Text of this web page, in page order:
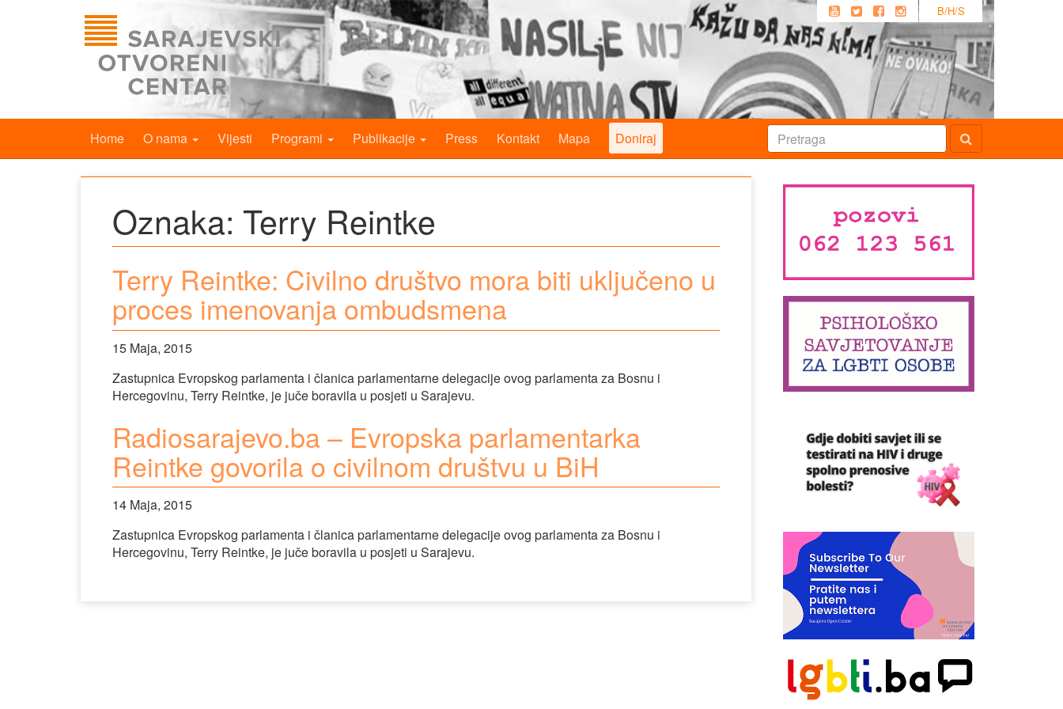
B/H/S
Home O nama Vijesti Programi Publikacije Press Kontakt Mapa Doniraj
Oznaka: Terry Reintke
Terry Reintke: Civilno društvo mora biti uključeno u
proces imenovanja ombudsmena
15 Maja, 2015
Zastupnica Evropskog parlamenta i članica parlamentarne delegacije ovog parlamenta za Bosnu i
Hercegovinu, Terry Reintke, je juče boravila u posjeti u Sarajevu.
Radiosarajevo.ba – Evropska parlamentarka
Reintke govorila o civilnom društvu u BiH
14 Maja, 2015
Zastupnica Evropskog parlamenta i članica parlamentarne delegacije ovog parlamenta za Bosnu i
Hercegovinu, Terry Reintke, je juče boravila u posjeti u Sarajevu.